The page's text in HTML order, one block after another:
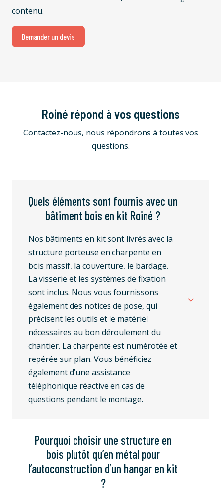
contenu.
Demander un devis
Roiné répond à vos questions
Contactez-nous, nous répondrons à toutes vos
questions.
Quels éléments sont fournis avec un
bâtiment bois en kit Roiné ?
Nos bâtiments en kit sont livrés avec la
structure porteuse en charpente en
bois massif, la couverture, le bardage.
La visserie et les systèmes de fixation
sont inclus. Nous vous fournissons
également des notices de pose, qui
précisent les outils et le matériel
nécessaires au bon déroulement du
chantier. La charpente est numérotée et
repérée sur plan. Vous bénéficiez
également d’une assistance
téléphonique réactive en cas de
questions pendant le montage.
Pourquoi choisir une structure en
bois plutôt qu’en métal pour
l’autoconstruction d’un hangar en kit
?